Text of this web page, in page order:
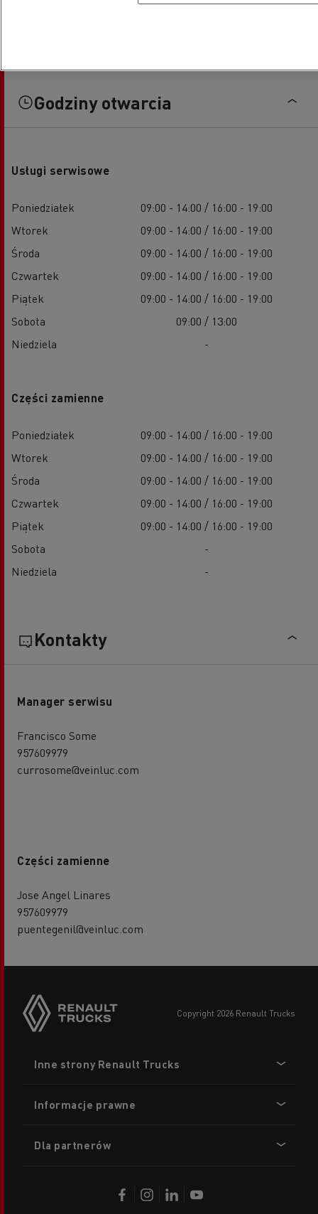
Godziny otwarcia
Usługi serwisowe
Poniedziałek
09:00 - 14:00 / 16:00 - 19:00
Wtorek
09:00 - 14:00 / 16:00 - 19:00
Środa
09:00 - 14:00 / 16:00 - 19:00
Czwartek
09:00 - 14:00 / 16:00 - 19:00
Piątek
09:00 - 14:00 / 16:00 - 19:00
Sobota
09:00 / 13:00
Niedziela
-
Części zamienne
Poniedziałek
09:00 - 14:00 / 16:00 - 19:00
Wtorek
09:00 - 14:00 / 16:00 - 19:00
Środa
09:00 - 14:00 / 16:00 - 19:00
Czwartek
09:00 - 14:00 / 16:00 - 19:00
Piątek
09:00 - 14:00 / 16:00 - 19:00
Sobota
-
Niedziela
-
Kontakty
Manager serwisu
Francisco Some
957609979
currosome@veinluc.com
Części zamienne
Jose Angel Linares
957609979
puentegenil@veinluc.com
copyright 2026 Renault Trucks
menu
Inne strony Renault Trucks
Informacje prawne
Dla partnerów